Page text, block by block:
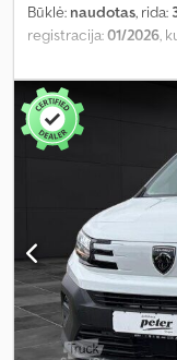
Būklė: naudotas, rida:
registracija:01/2026,
bazė:3 275 mm, kita
spalva:balta ,
emisijos klasė:
mm, bendras plotis: 1
krovinių skyriaus plotis:
, Gamybos metai:
centrinis užraktas,
imobilaizerio
garantija,
pagalvė,
durys, suodžių